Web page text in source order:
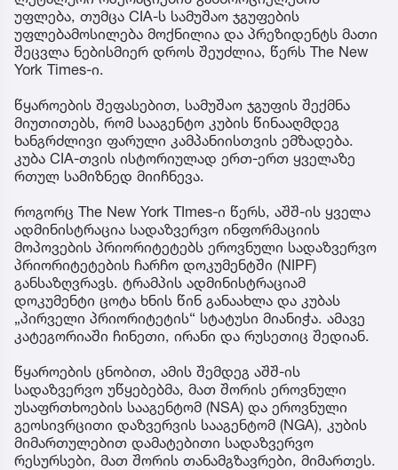
უფლება, თუმცა CIA-ს სამუშაო ჯგუფების
უფლებამოსილება მოქნილია და პრეზიდენტს მათი
შეცვლა ნებისმიერ დროს შეუძლია, წერს The New
York Times-ი.
წყაროების შეფასებით, სამუშაო ჯგუფის შექმნა
მიუთითებს, რომ სააგენტო კუბის წინააღმდეგ
ხანგრძლივი ფარული კამპანიისთვის ემზადება.
კუბა CIA-თვის ისტორიულად ერთ-ერთ ყველაზე
რთულ სამიზნედ მიიჩნევა.
როგორც The New York TImes-ი წერს, აშშ-ის ყველა
ადმინისტრაცია სადაზვერვო ინფორმაციის
მოპოვების პრიორიტეტებს ეროვნული სადაზვერვო
პრიორიტეტების ჩარჩო დოკუმენტში (NIPF)
განსაზღვრავს. ტრამპის ადმინისტრაციამ
დოკუმენტი ცოტა ხნის წინ განაახლა და კუბას
„პირველი პრიორიტეტის“ სტატუსი მიანიჭა. ამავე
კატეგორიაში ჩინეთი, ირანი და რუსეთიც შედიან.
წყაროების ცნობით, ამის შემდეგ აშშ-ის
სადაზვერვო უწყებებმა, მათ შორის ეროვნული
უსაფრთხოების სააგენტომ (NSA) და ეროვნული
გეოსივრცითი დაზვერვის სააგენტომ (NGA), კუბის
მიმართულებით დამატებითი სადაზვერვო
რესურსები, მათ შორის თანამგზავრები, მიმართეს.